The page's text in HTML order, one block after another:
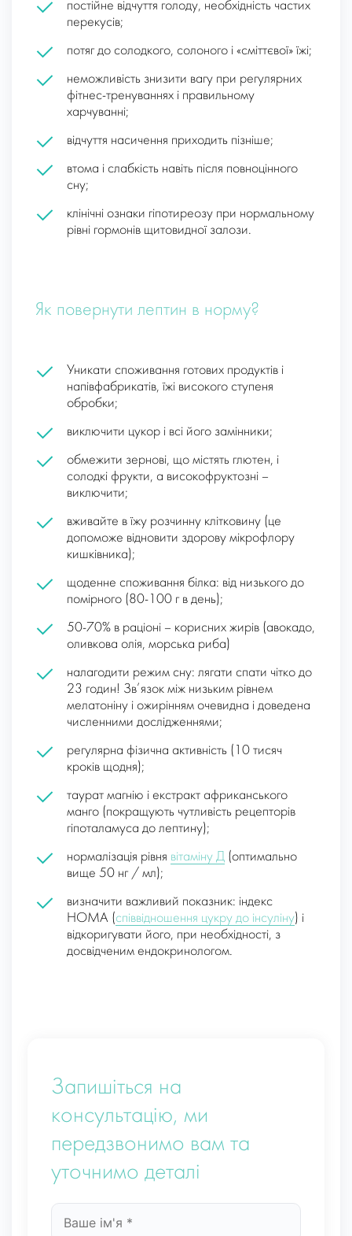
постійне відчуття голоду, необхідність частих
перекусів;
потяг до солодкого, солоного і «сміттєвої» їжі;
неможливість знизити вагу при регулярних
фітнес-тренуваннях і правильному
харчуванні;
відчуття насичення приходить пізніше;
втома і слабкість навіть після повноцінного
сну;
клінічні ознаки гіпотиреозу при нормальному
рівні гормонів щитовидної залози.
Як повернути лептин в норму?
Уникати споживання готових продуктів і
напівфабрикатів, їжі високого ступеня
обробки;
виключити цукор і всі його замінники;
обмежити зернові, що містять глютен, і
солодкі фрукти, а високофруктозні –
виключити;
вживайте в їжу розчинну клітковину (це
допоможе відновити здорову мікрофлору
кишківника);
щоденне споживання білка: від низького до
помірного (80-100 г в день);
50-70% в раціоні – корисних жирів (авокадо,
оливкова олія, морська риба)
налагодити режим сну: лягати спати чітко до
23 годин! Зв’язок між низьким рівнем
мелатоніну і ожирінням очевидна і доведена
численними дослідженнями;
регулярна фізична активність (10 тисяч
кроків щодня);
таурат магнію і екстракт африканського
манго (покращують чутливість рецепторів
гіпоталамуса до лептину);
нормалізація рівня вітаміну Д (оптимально
вище 50 нг / мл);
визначити важливий показник: індекс
НОМА (співвідношення цукру до інсуліну) і
відкоригувати його, при необхідності, з
досвідченим ендокринологом.
Запишіться на
консультацію, ми
передзвонимо вам та
уточнимо деталі